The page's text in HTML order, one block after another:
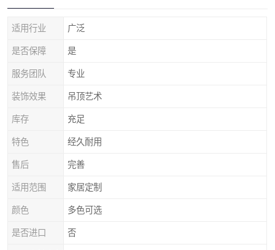
适用行业 广泛
是否保障 是
服务团队 专业
装饰效果 吊顶艺术
库存 充足
特色 经久耐用
售后 完善
适用范围 家居定制
颜色 多色可选
是否进口 否